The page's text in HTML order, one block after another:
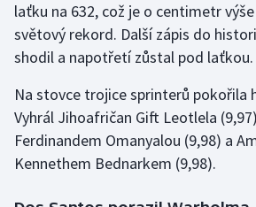
Moderní pětiboj
Motorsport
Olympijské hry
Parasport
laťku na 632, což je o centimetr
světový rekord. Další zápis do
shodil a napotřetí zůstal pod laťkou.
Na stovce trojice sprinterů pokořila
Vyhrál Jihoafričan Gift Leotlela
Ferdinandem Omanyalou (9,98) a
Kennethem Bednarkem (9,98).